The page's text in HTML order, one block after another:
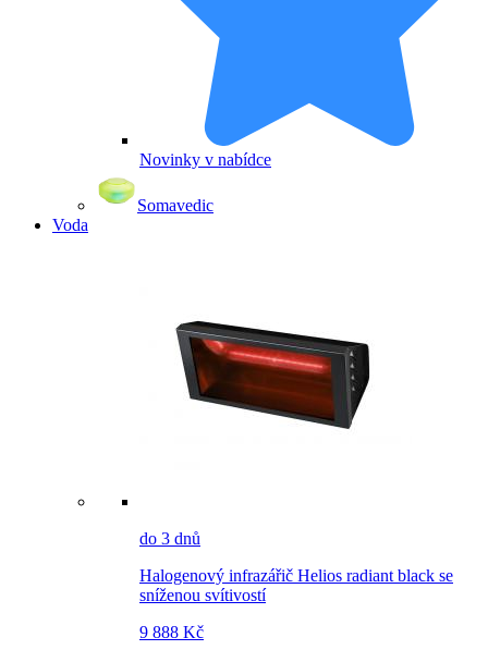
Novinky v nabídce
Somavedic
Voda
do 3 dnů
Halogenový infrazářič Helios radiant black se
sníženou svítivostí
9 888 Kč